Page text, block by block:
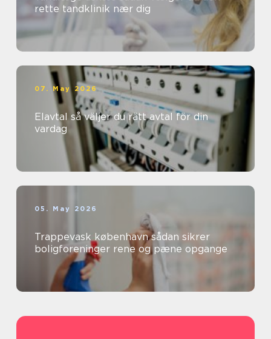
rette tandklinik nær dig
07. May 2026
Elavtal så väljer du rätt avtal för din
vardag
05. May 2026
Trappevask københavn sådan sikrer
boligforeninger rene og pæne opgange